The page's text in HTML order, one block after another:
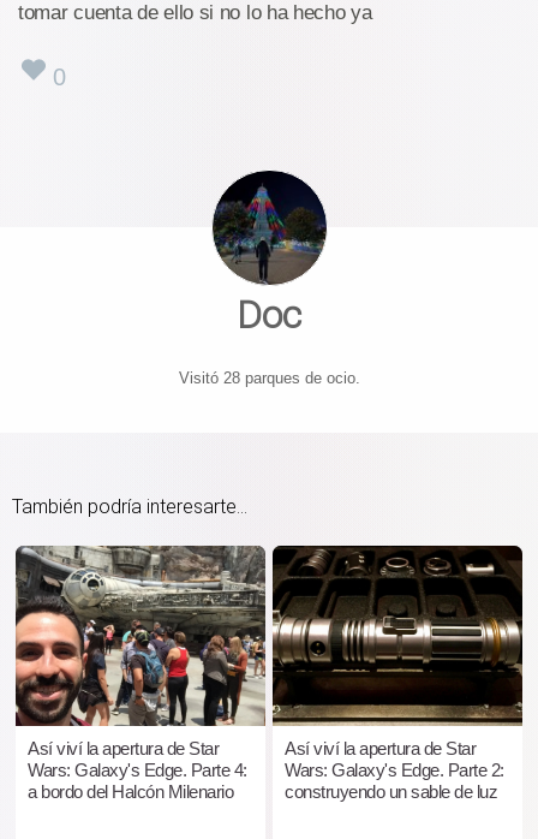
tomar cuenta de ello si no lo ha hecho ya
0
Doc
Visitó 28 parques de ocio.
También podría interesarte...
Así viví la apertura de Star
Wars: Galaxy's Edge. Parte 4:
a bordo del Halcón Milenario
Así viví la apertura de Star
Wars: Galaxy's Edge. Parte 2:
construyendo un sable de luz